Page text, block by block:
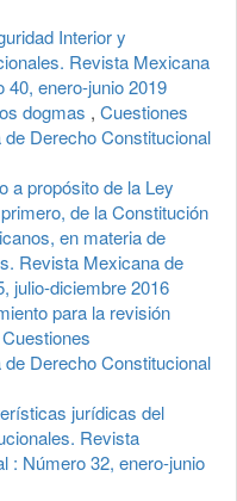
Interior y
Revista Mexicana
enero-junio 2019
dogmas , Cuestiones
Derecho Constitucional
a propósito de la Ley
de la Constitución
en materia de
Revista Mexicana de
julio-diciembre 2016
para la revisión
Cuestiones
Derecho Constitucional
jurídicas del
Revista
: Número 32, enero-junio